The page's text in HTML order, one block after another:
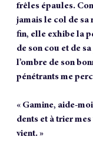
frêles épaules.
jamais le col de sa
fin, elle exhibe la
de son cou et de
l’ombre de son
pénétrants me
« Gamine, aide-
dents et à trier
vient. »